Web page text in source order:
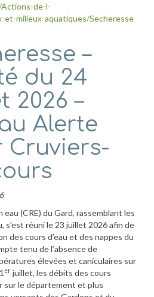
de-l-
et-milieux-aquatiques/Secheresse
–
du 24
2026 –
Alerte
Cruviers-
(CRE) du Gard, rassemblant les
s’est réuni le 23 juillet 2026 afin de
des cours d’eau et des nappes du
tenu de l’absence de
élevées et caniculaires sur
er juillet, les débits des cours
sur le département et plus